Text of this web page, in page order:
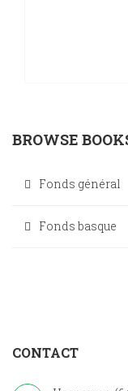
BROWSE
Fonds général
Fonds basque
CONTACT